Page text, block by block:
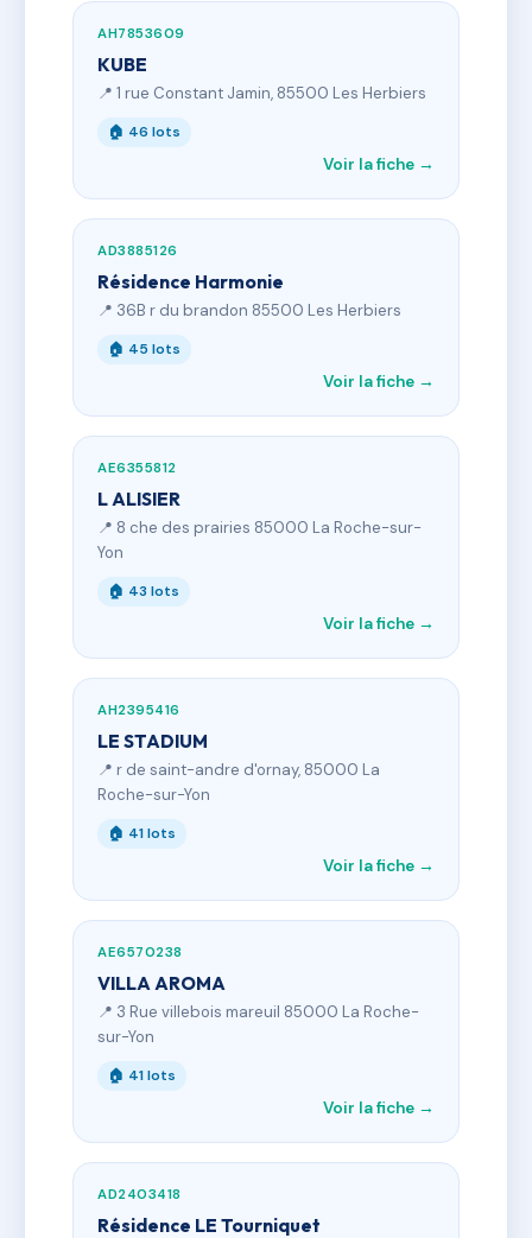
AH7853609
KUBE
📍 1 rue Constant Jamin, 85500 Les Herbiers
🏠 46 lots
Voir la fiche →
AD3885126
Résidence Harmonie
📍 36B r du brandon 85500 Les Herbiers
🏠 45 lots
Voir la fiche →
AE6355812
L ALISIER
📍 8 che des prairies 85000 La Roche-sur-
Yon
🏠 43 lots
Voir la fiche →
AH2395416
LE STADIUM
📍 r de saint-andre d'ornay, 85000 La
Roche-sur-Yon
🏠 41 lots
Voir la fiche →
AE6570238
VILLA AROMA
📍 3 Rue villebois mareuil 85000 La Roche-
sur-Yon
🏠 41 lots
Voir la fiche →
AD2403418
Résidence LE Tourniquet